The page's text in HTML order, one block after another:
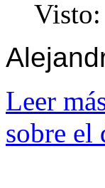
Leer
sobre el